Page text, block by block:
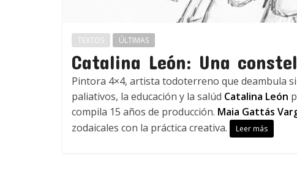
TEXTOS ÚLTIMAS
Catalina León: Una
Pintora 4×4, artista todoterreno que deambula
paliativos, la educación y la salúd Catalina León
compila 15 años de producción. Maia Gattás
zodaicales con la práctica creativa.
Leer más